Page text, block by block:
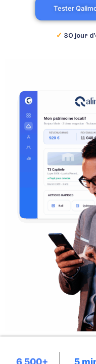
Tester
✓ 30 jour